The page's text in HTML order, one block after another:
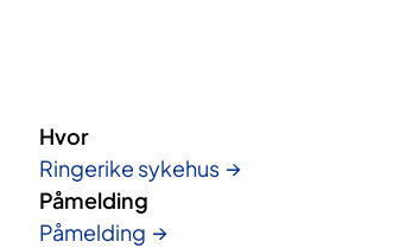
Hvor
Ringerike sykehus
Påmelding
Påmelding